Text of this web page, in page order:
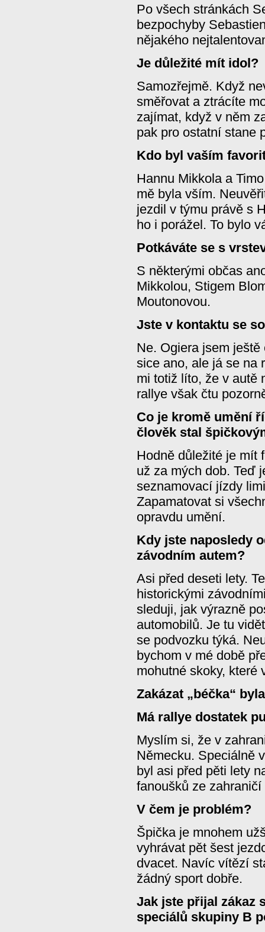
Po všech stránkách
bezpochyby
nějakého
Je důležité mít idol?
Samozřejmě. Když
směřovat a ztrácíte
zajímat, když v něm
pak pro ostatní stane
Kdo byl vaším
Hannu Mikkola a
mě byla vším.
jezdil v týmu právě s
ho i porážel. To bylo
Potkáváte se s
S některými občas
Mikkolou, Stigem
Moutonovou.
Jste v kontaktu se
Ne. Ogiera jsem
sice ano, ale já se na
mi totiž líto, že v autě
rallye však čtu
Co je kromě umění
člověk stal
Hodně důležité je mít
už za mých dob. Teď
seznamovací jízdy
Zapamatovat si
opravdu umění.
Kdy jste naposledy
závodním autem?
Asi před deseti lety.
historickými
sleduji, jak výrazně
automobilů. Je tu
se podvozku týká.
bychom v mé době
mohutné skoky, které
Zakázat „béčka“
Má rallye dostatek
Myslím si, že v
Německu. Speciálně
byl asi před pěti lety
fanoušků ze
V čem je problém?
Špička je mnohem
vyhrávat pět šest
dvacet. Navíc vítězí
žádný sport dobře.
Jak jste přijal zákaz
speciálů skupiny B